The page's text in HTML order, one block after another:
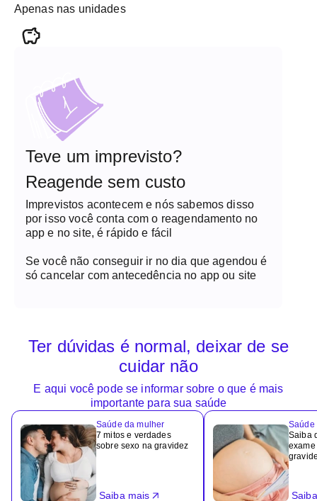
Apenas nas unidades
Teve um imprevisto?
Reagende sem custo
Imprevistos acontecem e nós sabemos disso
por isso você conta com o reagendamento no
app e no site, é rápido e fácil
Se você não conseguir ir no dia que agendou é
só cancelar com antecedência no app ou site
Ter dúvidas é normal, deixar de se
cuidar não
E aqui você pode se informar sobre o que é mais
importante para sua saúde
Saúde da mulher
7 mitos e verdades
sobre sexo na gravidez
Saiba mais
Saúde
Saiba